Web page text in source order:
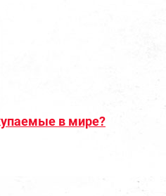
в мире?